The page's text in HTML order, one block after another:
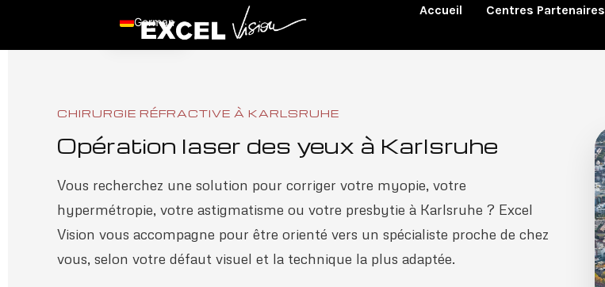
Accueil Centres Partenaires
CHIRURGIE RÉFRACTIVE À KARLSRUHE
Opération laser des yeux à Karlsruhe
Vous recherchez une solution pour corriger votre myopie, votre
hypermétropie, votre astigmatisme ou votre presbytie à Karlsruhe ? Excel
Vision vous accompagne pour être orienté vers un spécialiste proche de chez
vous, selon votre défaut visuel et la technique la plus adaptée.
German